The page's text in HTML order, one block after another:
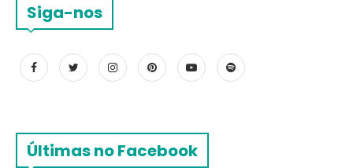
Siga-nos
Últimas no Facebook